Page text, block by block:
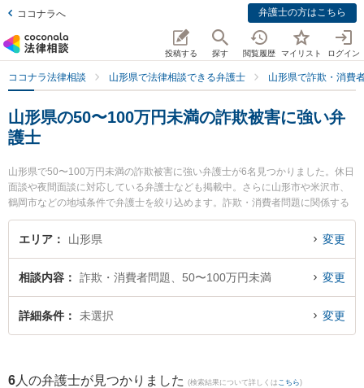
ココナラへ 弁護士の方はこちら
投稿する 探す 閲覧履歴 マイリスト ログイン
ココナラ法律相談 山形県で法律相談できる弁護士 山形県で詐欺・消費
山形県の50〜100万円未満の詐欺被害に強い弁
護士
山形県で50〜100万円未満の詐欺被害に強い弁護士が6名見つかりました。休日
面談や夜間面談に対応している弁護士なども掲載中。さらに山形市や米沢市、
鶴岡市などの地域条件で弁護士を絞り込めます。詐欺・消費者問題に関係する
投資詐欺や副業詐欺、FX詐欺等の細かな分野での絞り込み検索もでき便利で
す。特に及川法律事務所の及川 善大弁護士や長岡克典法律事務所の長岡 克典弁
満の詐欺被害のトラブルを今すぐに弁護士に相談したい』『50〜100万円未満
の詐欺被害のトラブル解決の実績豊富な近くの弁護士を検索したい』『初回相
談無料で50〜100万円未満の詐欺被害を法律相談できる山形県内の弁護士に相
エリア 山形県 変更
相談内容 詐欺・消費者問題、50〜100万円未満 変更
詳細条件 未選択 変更
6 人の弁護士が見つかりました (検索結果について詳しくは こちら)